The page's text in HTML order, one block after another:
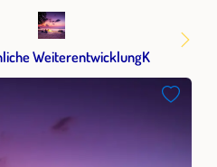
Weiterentwicklung